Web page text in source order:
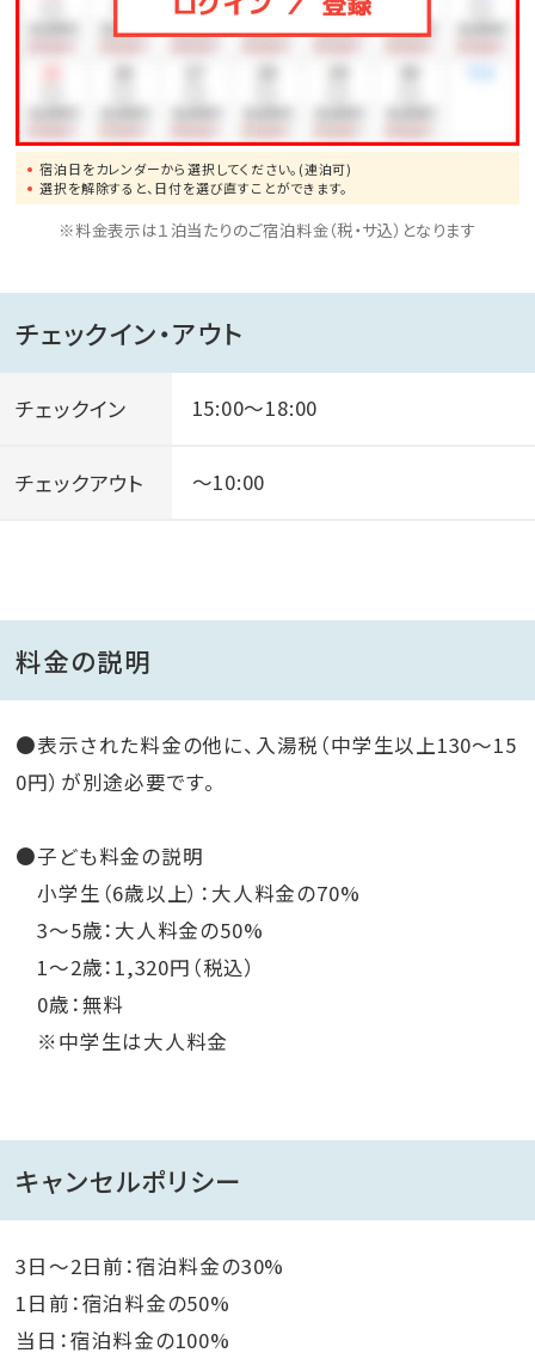
宿泊日をカレンダーから選択してください。(連泊可)
選択を解除すると、日付を選び直すことができます。
※料金表示は１泊当たりのご宿泊料金（税・サ込）となります
チェックイン・アウト
チェックイン 15:00～18:00
チェックアウト ～10:00
料金の説明
●表示された料金の他に、入湯税（中学生以上130～15
0円）が別途必要です。
●子ども料金の説明
小学生（6歳以上）：大人料金の70%
3〜5歳：大人料金の50%
1〜2歳：1,320円（税込）
0歳：無料
※中学生は大人料金
キャンセルポリシー
3日～2日前：宿泊料金の30%
1日前：宿泊料金の50%
当日：宿泊料金の100%